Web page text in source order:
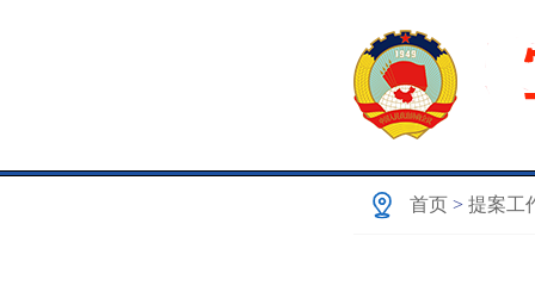
首页 > 提案工